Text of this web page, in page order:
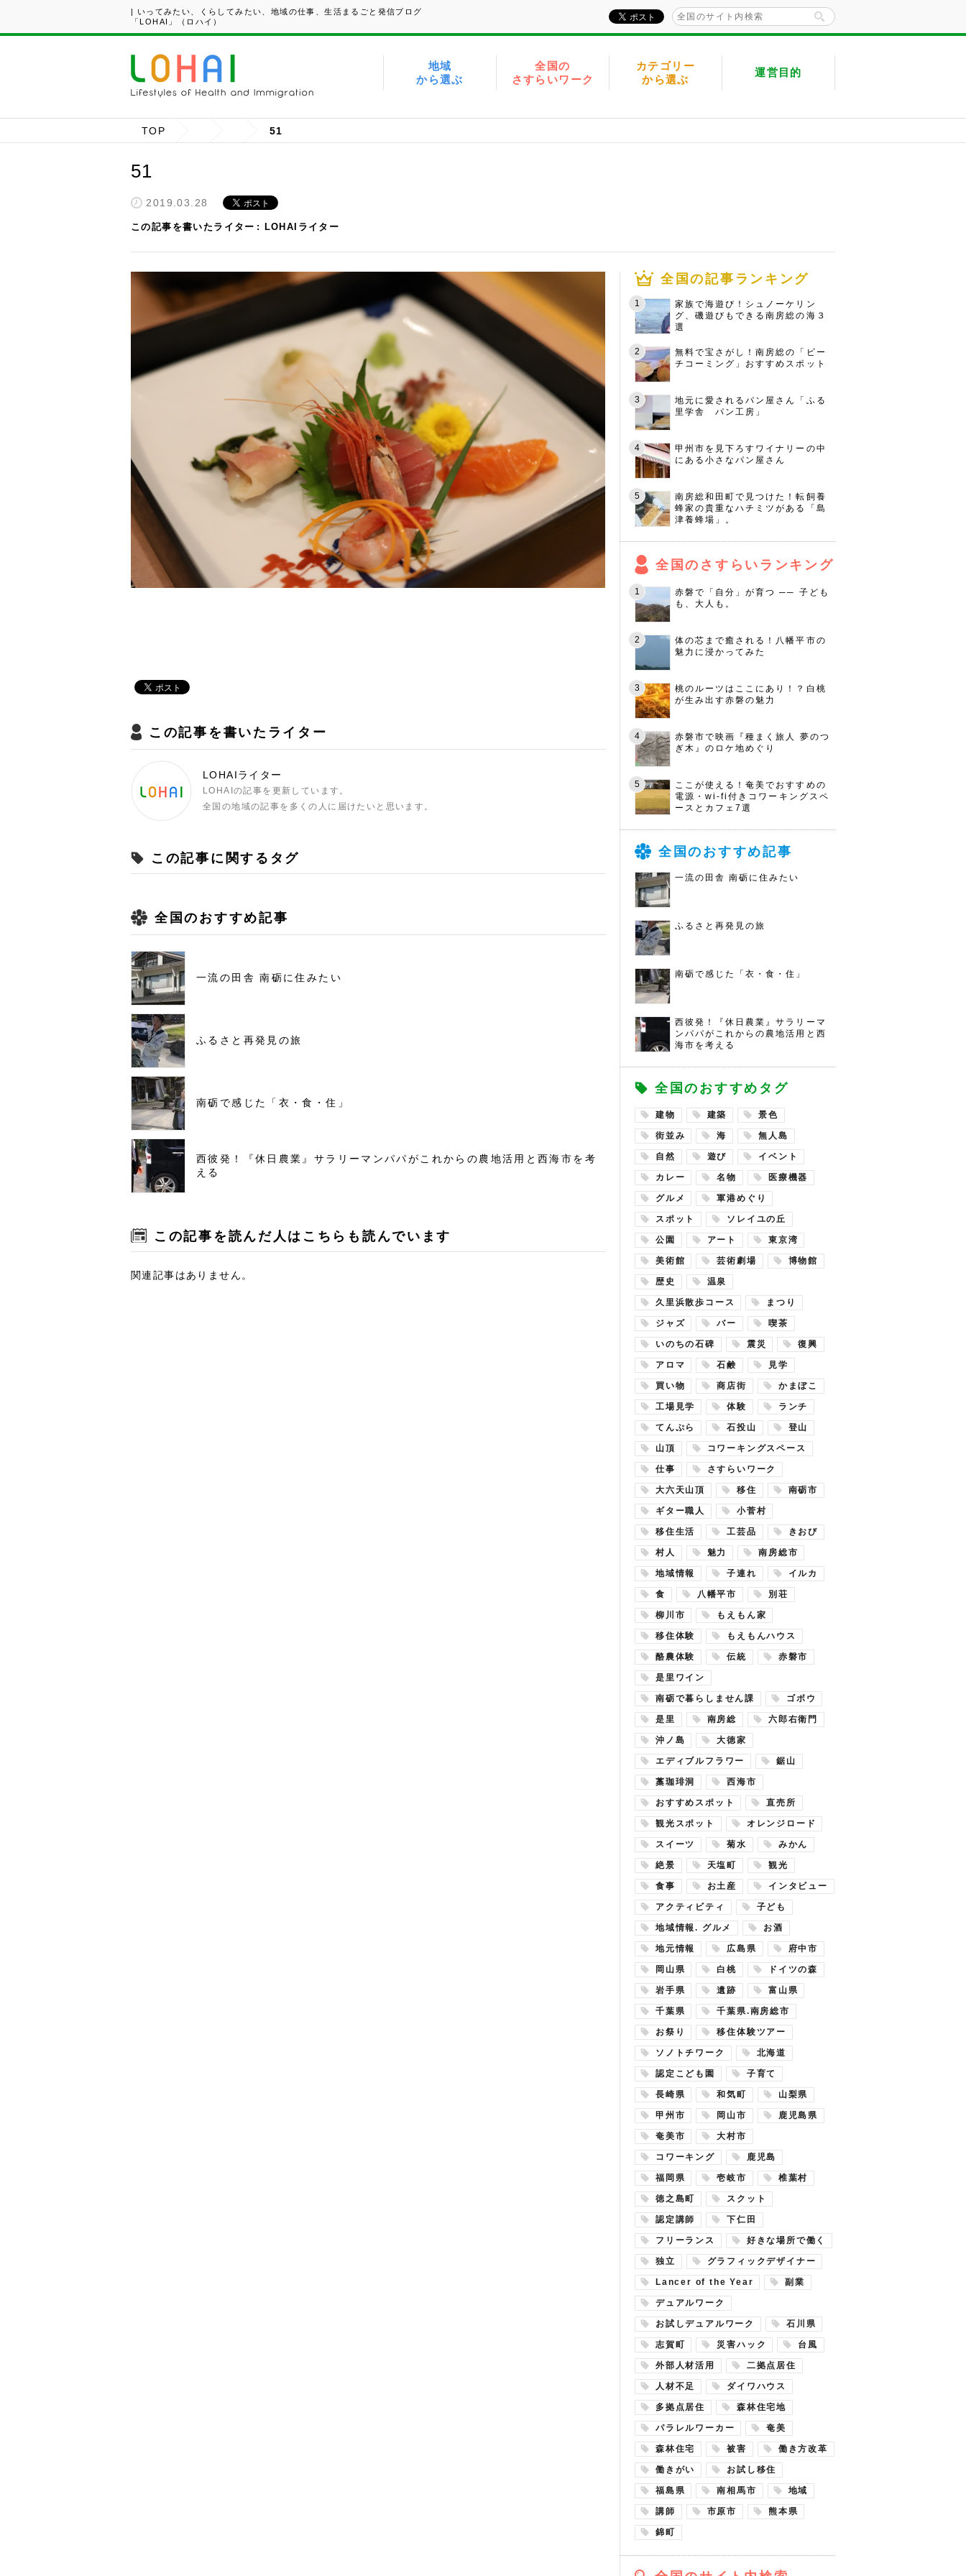
| いってみたい、くらしてみたい、地域の仕事、生活まるごと発信ブログ
「LOHAI」（ロハイ）
地域
から選ぶ
全国の
さすらいワーク
カテゴリー
から選ぶ
運営目的
TOP 51
51
2019.03.28
この記事を書いたライター LOHAIライター
この記事を書いたライター
LOHAIライター
LOHAIの記事を更新しています。
全国の地域の記事を多くの人に届けたいと思います。
この記事に関するタグ
全国のおすすめ記事
一流の田舎 南砺に住みたい
ふるさと再発見の旅
南砺で感じた「衣・食・住」
西彼発！『休日農業』サラリーマンパパがこれからの農地活用と西海市を考
える
この記事を読んだ人はこちらも読んでいます
関連記事はありません。
全国の記事ランキング
家族で海遊び！シュノーケリン
グ、磯遊びもできる南房総の海３
選
無料で宝さがし！南房総の「ビー
チコーミング」おすすめスポット
地元に愛されるパン屋さん「ふる
里学舎 パン工房」
甲州市を見下ろすワイナリーの中
にある小さなパン屋さん
南房総和田町で見つけた！転飼養
蜂家の貴重なハチミツがある「島
津養蜂場」。
全国のさすらいランキング
赤磐で「自分」が育つ ── 子ども
も、大人も。
体の芯まで癒される！八幡平市の
魅力に浸かってみた
桃のルーツはここにあり！？白桃
が生み出す赤磐の魅力
赤磐市で映画『種まく旅人 夢のつ
ぎ木』のロケ地めぐり
ここが使える！奄美でおすすめの
電源・wi-fi付きコワーキングスペ
ースとカフェ7選
全国のおすすめ記事
一流の田舎 南砺に住みたい
ふるさと再発見の旅
南砺で感じた「衣・食・住」
西彼発！『休日農業』サラリーマ
ンパパがこれからの農地活用と西
海市を考える
全国のおすすめタグ
建物 建築 景色
街並み 海 無人島
自然 遊び イベント
カレー 名物 医療機器
グルメ 軍港めぐり
スポット ソレイユの丘
公園 アート 東京湾
美術館 芸術劇場 博物館
歴史 温泉
久里浜散歩コース まつり
ジャズ バー 喫茶
いのちの石碑 震災 復興
アロマ 石鹸 見学
買い物 商店街 かまぼこ
工場見学 体験 ランチ
てんぷら 石投山 登山
山頂 コワーキングスペース
仕事 さすらいワーク
大六天山頂 移住 南砺市
ギター職人 小菅村
移住生活 工芸品 きおび
村人 魅力 南房総市
地域情報 子連れ イルカ
食 八幡平市 別荘
柳川市 もえもん家
移住体験 もえもんハウス
酪農体験 伝統 赤磐市
是里ワイン
南砺で暮らしません課 ゴボウ
是里 南房総 六郎右衛門
沖ノ島 大徳家
エディブルフラワー 鋸山
藁珈琲洞 西海市
おすすめスポット 直売所
観光スポット オレンジロード
スイーツ 菊水 みかん
絶景 天塩町 観光
食事 お土産 インタビュー
アクティビティ 子ども
地域情報. グルメ お酒
地元情報 広島県 府中市
岡山県 白桃 ドイツの森
岩手県 遺跡 富山県
千葉県 千葉県.南房総市
お祭り 移住体験ツアー
ソノトチワーク 北海道
認定こども園 子育て
長崎県 和気町 山梨県
甲州市 岡山市 鹿児島県
奄美市 大村市
コワーキング 鹿児島
福岡県 壱岐市 椎葉村
徳之島町 スクット
認定講師 下仁田
フリーランス 好きな場所で働く
独立 グラフィックデザイナー
Lancer of the Year 副業
デュアルワーク
お試しデュアルワーク 石川県
志賀町 災害ハック 台風
外部人材活用 二拠点居住
人材不足 ダイワハウス
多拠点居住 森林住宅地
パラレルワーカー 奄美
森林住宅 被害 働き方改革
働きがい お試し移住
福島県 南相馬市 地域
講師 市原市 熊本県
錦町